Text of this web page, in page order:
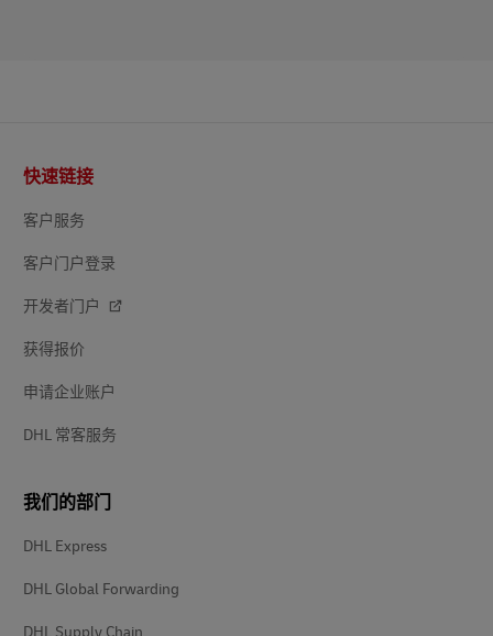
页
脚
快速链接
客户服务
客户门户登录
开发者门户
获得报价
申请企业账户
DHL 常客服务
我们的部门
DHL Express
DHL Global Forwarding
DHL Supply Chain